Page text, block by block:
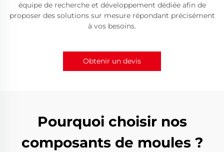
équipe de recherche et développement dédiée afin de
proposer des solutions sur mesure répondant précisément
à vos besoins.
Obtenir un devis
Pourquoi choisir nos
composants de moules ?